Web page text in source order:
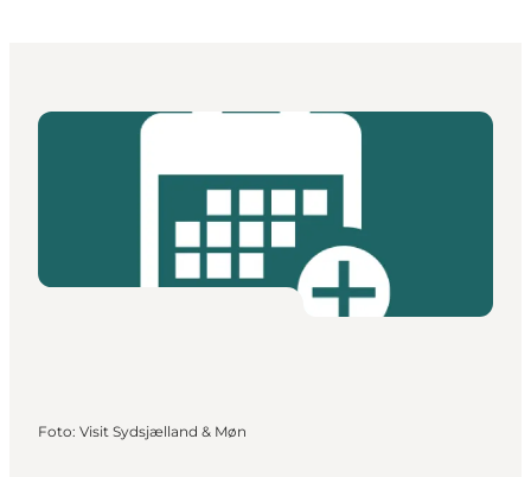
Foto: Visit Sydsjælland & Møn